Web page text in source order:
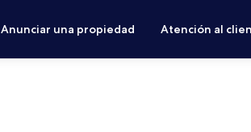
Anunciar una propiedad Atención al